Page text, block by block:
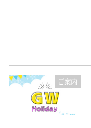
ご案内